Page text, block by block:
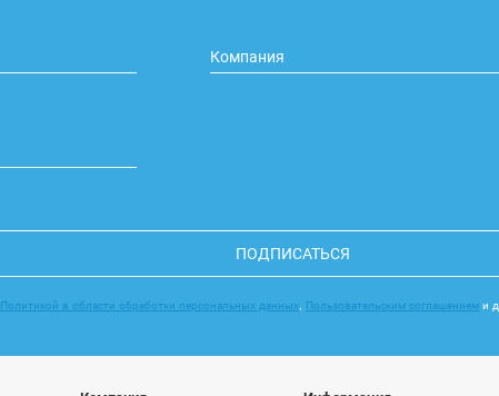
ПОДПИСАТЬСЯ
Политикой в области обработки персональных данных Пользовательским соглашением и